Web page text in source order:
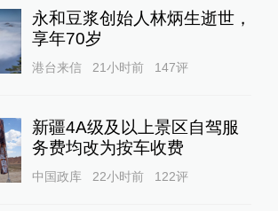
永和豆浆创始人林炳生逝世，
享年70岁
港台来信 21小时前 147评
新疆4A级及以上景区自驾服
务费均改为按车收费
中国政库 22小时前 122评